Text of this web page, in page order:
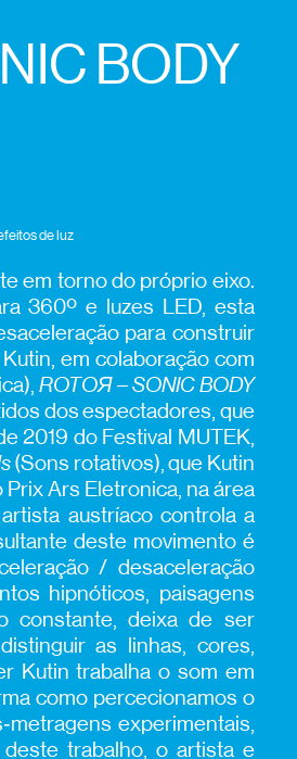
BODY
de luz
em torno do próprio eixo.
360º e luzes LED, esta
para construir
em colaboração com
ROTOЯ–SONIC BODY
dos espectadores, que
2019 do Festival MUTEK,
(Sons rotativos), que Kutin
Ars Eletronica, na área
austríaco controla a
deste movimento é
/ desaceleração
hipnóticos, paisagens
constante, deixa de ser
as linhas, cores,
Kutin trabalha o som em
como percecionamos o
experimentais,
trabalho, o artista e